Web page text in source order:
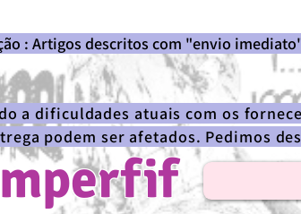
: Artigos descritos com "envio
a dificuldades atuais com os
podem ser afetados. Pedimos